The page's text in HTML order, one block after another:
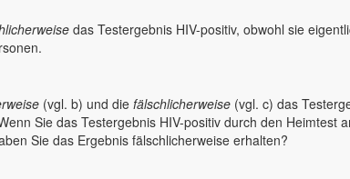
das Testergebnis HIV-positiv, obwohl sie
(vgl. b) und die fälschlicherweise (vgl. c) das
Sie das Testergebnis HIV-positiv durch den Heimtest
Sie das Ergebnis fälschlicherweise erhalten?